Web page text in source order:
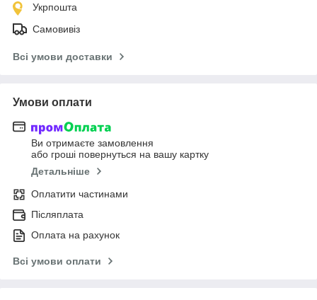
Укрпошта
Самовивіз
Всі умови доставки
Умови оплати
Ви отримаєте замовлення
або гроші повернуться на вашу картку
Детальніше
Оплатити частинами
Післяплата
Оплата на рахунок
Всі умови оплати